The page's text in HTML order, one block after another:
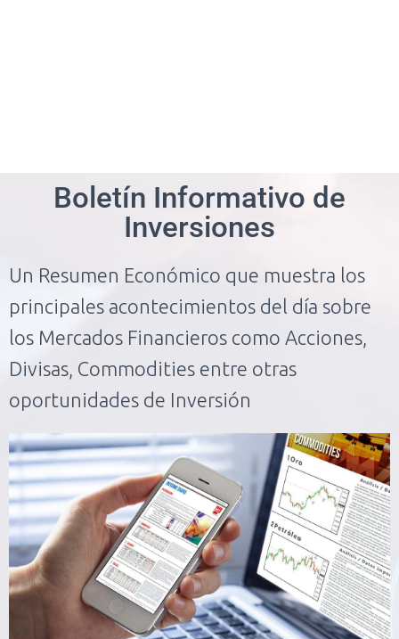
Boletín Informativo de
Inversiones
Un Resumen Económico que muestra los
principales acontecimientos del día sobre
los Mercados Financieros como Acciones,
Divisas, Commodities entre otras
oportunidades de Inversión